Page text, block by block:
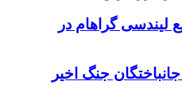
لیندسی گراهام در
جنگ اخیر